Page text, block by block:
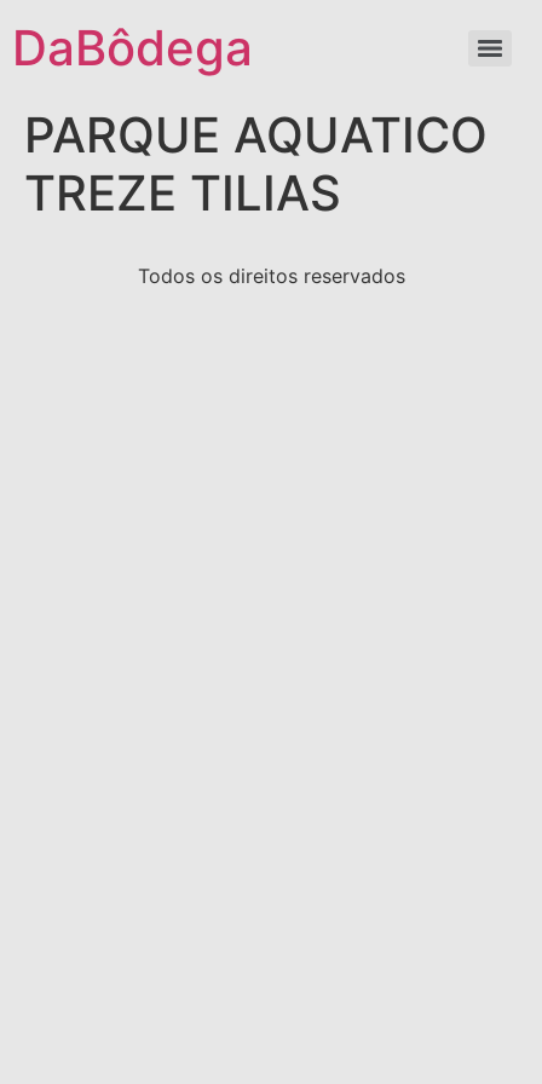
DaBôdega
PARQUE AQUATICO
TREZE TILIAS
Todos os direitos reservados